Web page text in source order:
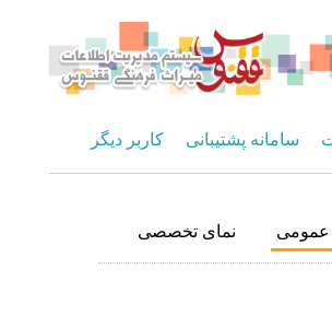
سامانه پشتیبانی کاربر دیگر
عمومی نمای تخصصی